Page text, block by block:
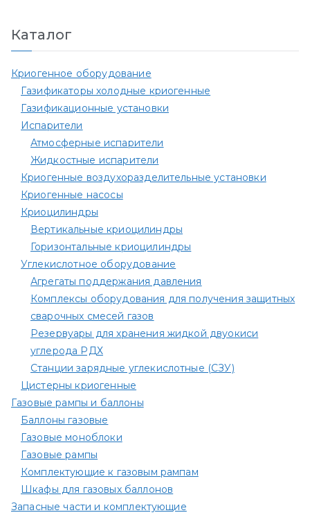
Каталог
Криогенное оборудование
Газификаторы холодные криогенные
Газификационные установки
Испарители
Атмосферные испарители
Жидкостные испарители
Криогенные воздухоразделительные установки
Криогенные насосы
Криоцилиндры
Вертикальные криоцилиндры
Горизонтальные криоцилиндры
Углекислотное оборудование
Агрегаты поддержания давления
Комплексы оборудования для получения защитных
сварочных смесей газов
Резервуары для хранения жидкой двуокиси
углерода РДХ
Станции зарядные углекислотные (СЗУ)
Цистерны криогенные
Газовые рампы и баллоны
Баллоны газовые
Газовые моноблоки
Газовые рампы
Комплектующие к газовым рампам​
Шкафы для газовых баллонов
Запасные части и комплектующие